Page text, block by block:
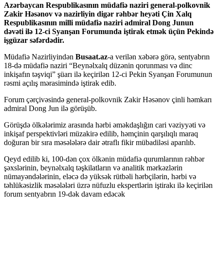
Azərbaycan Respublikasının müdafiə naziri general-polkovnik
Zakir Həsənov və nazirliyin digər rəhbər heyəti Çin Xalq
Respublikasının milli müdafiə naziri admiral Dong Junun
dəvəti ilə 12-ci Syanşan Forumunda iştirak etmək üçün Pekində
işgüzar səfərdədir.
Müdafiə Nazirliyindən Busaat.az-a verilən xəbərə görə, sentyabrın
18-də müdafiə naziri “Beynəlxalq düzənin qorunması və dinc
inkişafın təşviqi” şüarı ilə keçirilən 12-ci Pekin Syanşan Forumunun
rəsmi açılış mərasimində iştirak edib.
Forum çərçivəsində general-polkovnik Zakir Həsənov çinli həmkarı
admiral Dong Jun ilə görüşüb.
Görüşdə ölkələrimiz arasında hərbi əməkdaşlığın cari vəziyyəti və
inkişaf perspektivləri müzakirə edilib, həmçinin qarşılıqlı maraq
doğuran bir sıra məsələlərə dair ətraflı fikir mübadiləsi aparılıb.
Qeyd edilib ki, 100-dən çox ölkənin müdafiə qurumlarının rəhbər
şəxslərinin, beynəlxalq təşkilatların və analitik mərkəzlərin
nümayəndələrinin, eləcə də yüksək rütbəli hərbçilərin, hərbi və
təhlükəsizlik məsələləri üzrə nüfuzlu ekspertlərin iştirakı ilə keçirilən
forum sentyabrın 19-dək davam edəcək